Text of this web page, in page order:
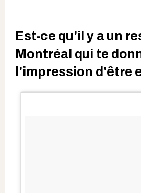
Est-ce qu'il y a un
Montréal qui te
l'impression d'être